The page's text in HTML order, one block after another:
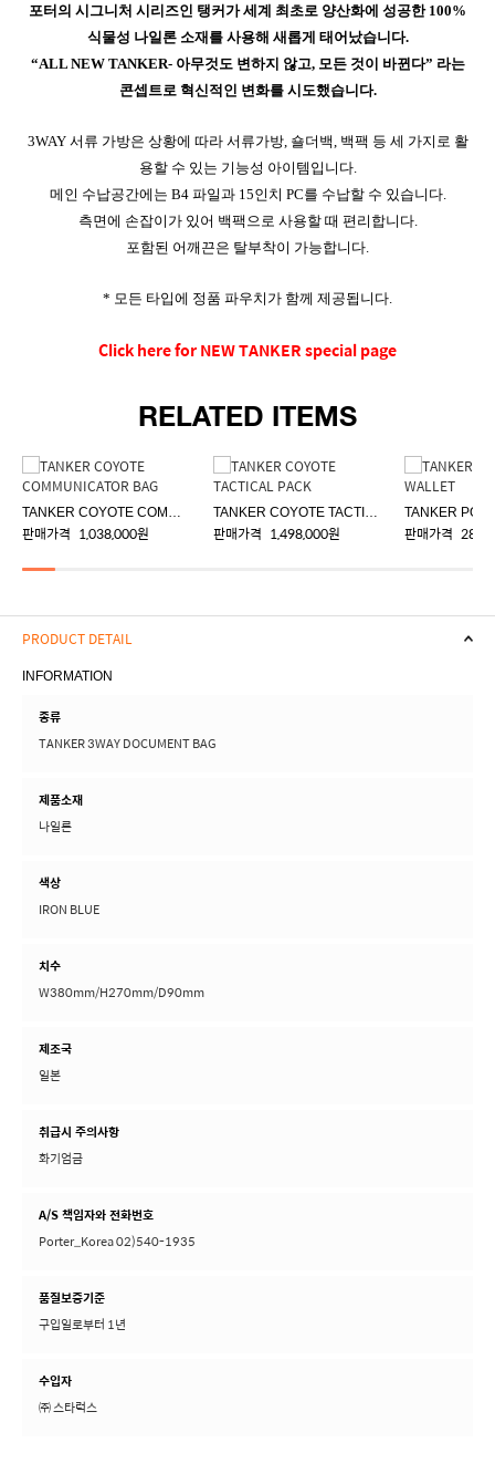
포터의 시그니처 시리즈인 탱커가 세계 최초로 양산화에 성공한 100%
식물성 나일론 소재를 사용해 새롭게 태어났습니다.
“ALL NEW TANKER- 아무것도 변하지 않고, 모든 것이 바뀐다” 라는
콘셉트로 혁신적인 변화를 시도했습니다.
3WAY 서류 가방은 상황에 따라 서류가방, 숄더백, 백팩 등 세 가지로 활
용할 수 있는 기능성 아이템입니다.
메인 수납공간에는 B4 파일과 15인치 PC를 수납할 수 있습니다.
측면에 손잡이가 있어 백팩으로 사용할 때 편리합니다.
포함된 어깨끈은 탈부착이 가능합니다.
* 모든 타입에 정품 파우치가 함께 제공됩니다.
Click here for NEW TANKER special page
RELATED ITEMS
판매가격 1,038,000원 판매가격 1,498,000원 판매가격
PRODUCT DETAIL
INFORMATION
종류
TANKER 3WAY DOCUMENT BAG
제품소재
나일론
색상
IRON BLUE
치수
W380mm/H270mm/D90mm
제조국
일본
취급시 주의사항
화기엄금
A/S 책임자와 전화번호
Porter_Korea 02)540-1935
품질보증기준
구입일로부터 1년
수입자
㈜ 스타럭스